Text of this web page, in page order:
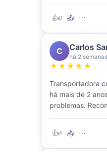
👍0 📤 ⋯
C Carlos
há 2 semanas
★★★★★
Transportadora
há mais de 2
problemas.
👍4 📤 ⋯